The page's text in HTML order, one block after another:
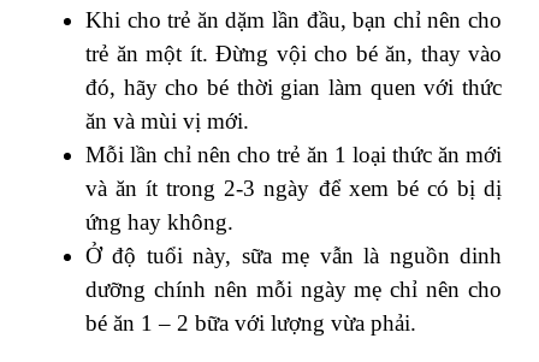
Khi cho trẻ ăn dặm lần đầu, bạn chỉ nên cho
trẻ ăn một ít. Đừng vội cho bé ăn, thay vào
đó, hãy cho bé thời gian làm quen với thức
ăn và mùi vị mới.
Mỗi lần chỉ nên cho trẻ ăn 1 loại thức ăn mới
và ăn ít trong 2-3 ngày để xem bé có bị dị
ứng hay không.
Ở độ tuổi này, sữa mẹ vẫn là nguồn dinh
dưỡng chính nên mỗi ngày mẹ chỉ nên cho
bé ăn 1 – 2 bữa với lượng vừa phải.